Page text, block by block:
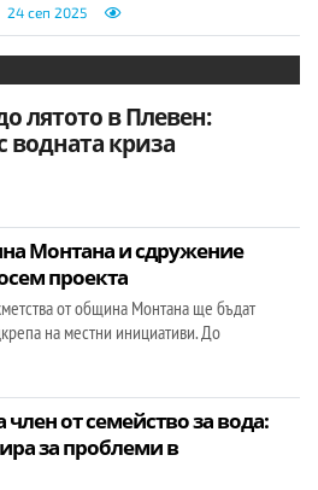
24 сеп 2025
лятото в Плевен:
водната криза
Монтана и сдружение
проекта
от община Монтана ще бъдат
на местни инициативи. До
член от семейство за вода:
за проблеми в